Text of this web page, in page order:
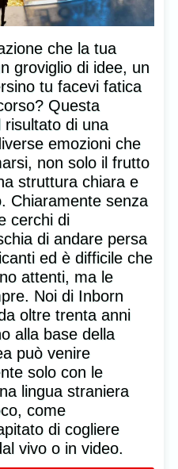
che la tua
groviglio di idee, un
tu facevi fatica
Questa
risultato di una
emozioni che
non solo il frutto
struttura chiara e
Chiaramente senza
cerchi di
di andare persa
ed è difficile che
attenti, ma le
Noi di Inborn
oltre trenta anni
alla base della
può venire
solo con le
lingua straniera
come
di cogliere
vivo o in video.